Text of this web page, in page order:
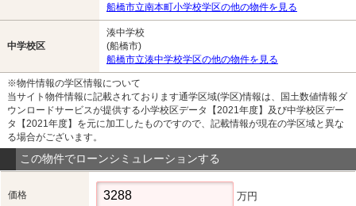
船橋市立南本町小学校学区の他の物件を見る
中学校区
湊中学校
(船橋市)
船橋市立湊中学校学区の他の物件を見る
※物件情報の学区情報について
当サイト物件情報に記載されております通学区域(学区)情報は、国土数値情報ダ
ウンロードサービスが提供する小学校区データ【2021年度】及び中学校区デー
タ【2021年度】を元に加工したものですので、記載情報が現在の学区域と異な
る場合がございます。
この物件でローンシミュレーションする
価格 万円